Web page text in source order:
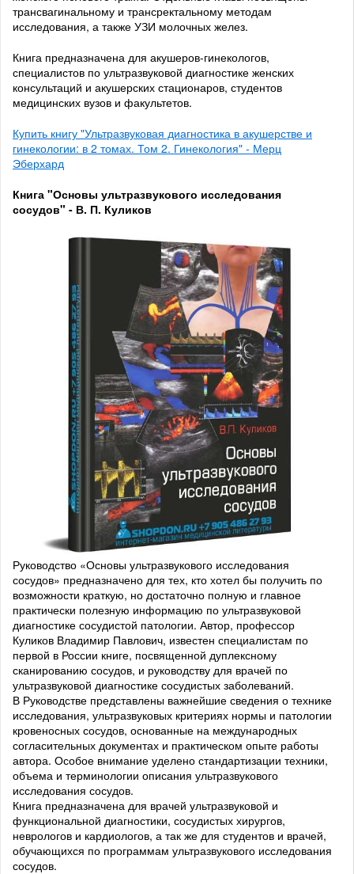
трансвагинальному и трансректальному методам
исследования, а также УЗИ молочных желез.
Книга предназначена для акушеров-гинекологов,
специалистов по ультразвуковой диагностике женских
консультаций и акушерских стационаров, студентов
медицинских вузов и факультетов.
Купить книгу "Ультразвуковая диагностика в акушерстве и
гинекологии: в 2 томах. Том 2. Гинекология" - Мерц
Эберхард
Книга "Основы ультразвукового исследования
сосудов" - В. П. Куликов
Руководство «Основы ультразвукового исследования
сосудов» предназначено для тех, кто хотел бы получить по
возможности краткую, но достаточно полную и главное
практически полезную информацию по ультразвуковой
диагностике сосудистой патологии. Автор, профессор
Куликов Владимир Павлович, известен специалистам по
первой в России книге, посвященной дуплексному
сканированию сосудов, и руководству для врачей по
ультразвуковой диагностике сосудистых заболеваний.
В Руководстве представлены важнейшие сведения о технике
исследования, ультразвуковых критериях нормы и патологии
кровеносных сосудов, основанные на международных
согласительных документах и практическом опыте работы
автора. Особое внимание уделено стандартизации техники,
объема и терминологии описания ультразвукового
исследования сосудов.
Книга предназначена для врачей ультразвуковой и
функциональной диагностики, сосудистых хирургов,
неврологов и кардиологов, а так же для студентов и врачей,
обучающихся по программам ультразвукового исследования
сосудов.